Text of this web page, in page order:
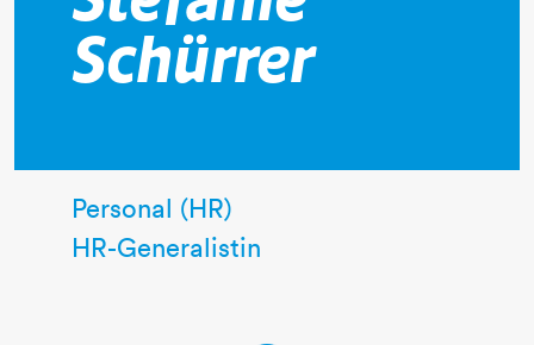
Schürrer
Personal (HR)
HR-Generalistin